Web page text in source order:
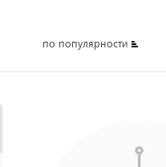
по популярности